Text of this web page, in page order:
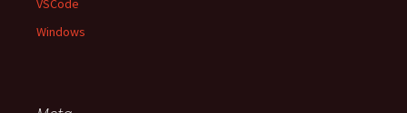
VSCode
Windows